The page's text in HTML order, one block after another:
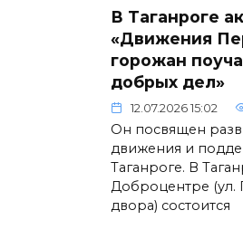
В Таганроге
«Движения
горожан
добрых дел»
12.07.2026 15:02
Он посвящен
движения и
Таганроге. В
Доброцентре (ул.
двора) состоится